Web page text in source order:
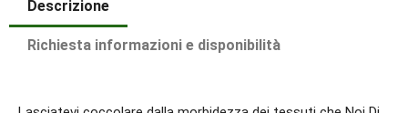
Descrizione
Richiesta informazioni e disponibilità